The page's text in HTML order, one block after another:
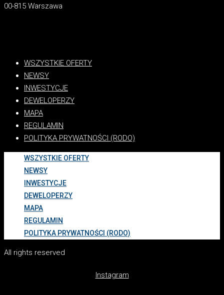
00-815 Warszawa
WSZYSTKIE OFERTY
NEWSY
INWESTYCJE
DEWELOPERZY
MAPA
REGULAMIN
POLITYKA PRYWATNOŚCI (RODO)
WSZYSTKIE OFERTY
NEWSY
INWESTYCJE
DEWELOPERZY
MAPA
REGULAMIN
POLITYKA PRYWATNOŚCI (RODO)
All rights reserved
Instagram